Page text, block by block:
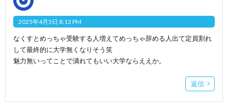
2025年4月5日 8:13 PM
なくすとめっちゃ受験する人増えてめっちゃ辞める人出て定員割れ
して最終的に大学無くなりそう笑
魅力無いってことで潰れてもいい大学ならええか。
返信